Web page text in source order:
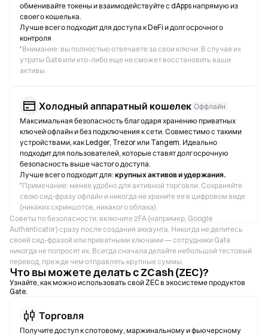
обменивайте токены и взаимодействуйте с dApps напрямую из
своего кошелька.
Лучше всего подходит для доступа к DeFi и долгосрочного
контроля
*Внимание: вы полностью отвечаете за свои ключи. В случае их
утраты Gate или кто-либо еще не сможет восстановить ваши
активы.
Холодный аппаратный кошелек Оффлайн
Максимальная безопасность благодаря хранению приватных
ключей офлайн и без подключения к сети. Совместимо с такими
устройствами, как Ledger, Trezor или Tangem. Идеально
подходит для пользователей, которые ставят долгосрочную
безопасность выше частого доступа.
Лучше всего подходит для: крупных активов и удержания.
*Примечание: менее удобно для активной торговли. Сохраняйте
свою сид-фразу офлайн и никогда не храните ее в цифровом виде
(никаких скриншотов, никакого облака).
Советы по безопасности: включите 2FA (например, Google
Authenticator) сразу после создания аккаунта. Никогда не делитесь
своей сид-фразой или приватными ключами — сотрудники Gate
никогда не попросят их. Всегда сначала делайте небольшой тестовый
перевод, прежде чем отправлять крупные суммы.
Что вы можете делать с ZCash (ZEC)?
Узнайте, как можно использовать свой ZEC в экосистеме продуктов
Gate.
Торговля
Получите доступ к спотовому, маржинальному и фьючерсному